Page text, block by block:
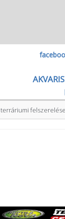
terráriumi